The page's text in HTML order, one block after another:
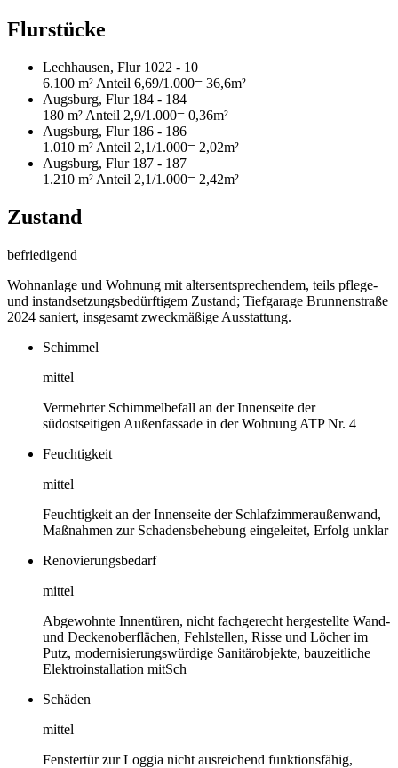
Flurstücke
Lechhausen, Flur 1022 - 10
6.100 m² Anteil 6,69/1.000= 36,6m²
Augsburg, Flur 184 - 184
180 m² Anteil 2,9/1.000= 0,36m²
Augsburg, Flur 186 - 186
1.010 m² Anteil 2,1/1.000= 2,02m²
Augsburg, Flur 187 - 187
1.210 m² Anteil 2,1/1.000= 2,42m²
Zustand
befriedigend
Wohnanlage und Wohnung mit altersentsprechendem, teils pflege-
und instandsetzungsbedürftigem Zustand; Tiefgarage Brunnenstraße
2024 saniert, insgesamt zweckmäßige Ausstattung.
Schimmel
mittel
Vermehrter Schimmelbefall an der Innenseite der
südostseitigen Außenfassade in der Wohnung ATP Nr. 4
Feuchtigkeit
mittel
Feuchtigkeit an der Innenseite der Schlafzimmeraußenwand,
Maßnahmen zur Schadensbehebung eingeleitet, Erfolg unklar
Renovierungsbedarf
mittel
Abgewohnte Innentüren, nicht fachgerecht hergestellte Wand-
und Deckenoberflächen, Fehlstellen, Risse und Löcher im
Putz, modernisierungswürdige Sanitärobjekte, bauzeitliche
Elektroinstallation mitSch
Schäden
mittel
Fenstertür zur Loggia nicht ausreichend funktionsfähig,